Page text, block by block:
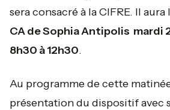
sera consacré à la CIFRE. Il aura
CA de Sophia Antipolis mardi
8h30 à 12h30.
Au programme de cette
présentation du dispositif avec